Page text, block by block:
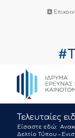
Τελευταίες
Είσαστε εδώ:
Δελτίο Τύπου –